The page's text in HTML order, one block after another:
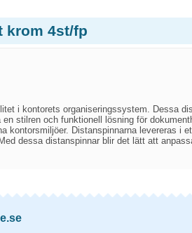
krom 4st/fp
i kontorets organiseringssystem. Dessa
stilren och funktionell lösning för
kontorsmiljöer. Distanspinnarna levereras i
dessa distanspinnar blir det lätt att